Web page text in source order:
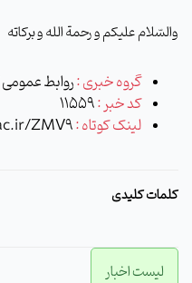
والسّلام علیکم و رحمة ‌الله و برکاته
گروه خبری :روابط عمومی 3
کد خبر :11559
لینک کوتاه :ZMV9
کلمات کلیدی
لیست اخبار